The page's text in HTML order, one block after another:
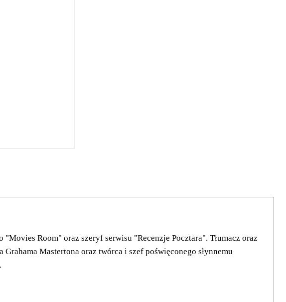
Room" oraz szeryf serwisu "Recenzje Pocztara". Tłumacz oraz
Mastertona oraz twórca i szef poświęconego słynnemu